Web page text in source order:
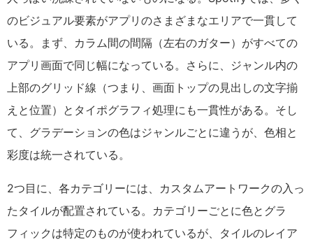
のビジュアル要素がアプリのさまざまなエリアで一貫して
いる。まず、カラム間の間隔（左右のガター）がすべての
アプリ画面で同じ幅になっている。さらに、ジャンル内の
上部のグリッド線（つまり、画面トップの見出しの文字揃
えと位置）とタイポグラフィ処理にも一貫性がある。そし
て、グラデーションの色はジャンルごとに違うが、色相と
彩度は統一されている。
2つ目に、各カテゴリーには、カスタムアートワークの入っ
たタイルが配置されている。カテゴリーごとに色とグラ
フィックは特定のものが使われているが、タイルのレイア